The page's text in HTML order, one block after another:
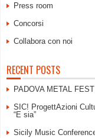
Press room
Concorsi
Collabora con noi
RECENT POSTS
PADOVA METAL
SIC! ProgettAzioni
“E sia”
Sicily Music